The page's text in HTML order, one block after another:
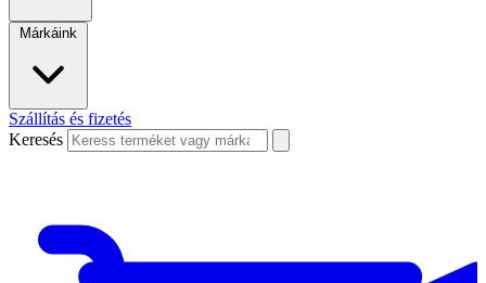
Márkáink
Szállítás és fizetés
Keresés